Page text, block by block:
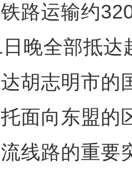
路运输约
晚全部抵达
胡志明市的
面向东盟的
线路的重要